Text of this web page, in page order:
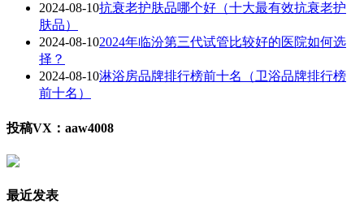
2024-08-10抗衰老护肤品哪个好（十大最有效抗衰老护
肤品）
2024-08-102024年临汾第三代试管比较好的医院如何选
择？
2024-08-10淋浴房品牌排行榜前十名（卫浴品牌排行榜
前十名）
投稿VX：aaw4008
最近发表